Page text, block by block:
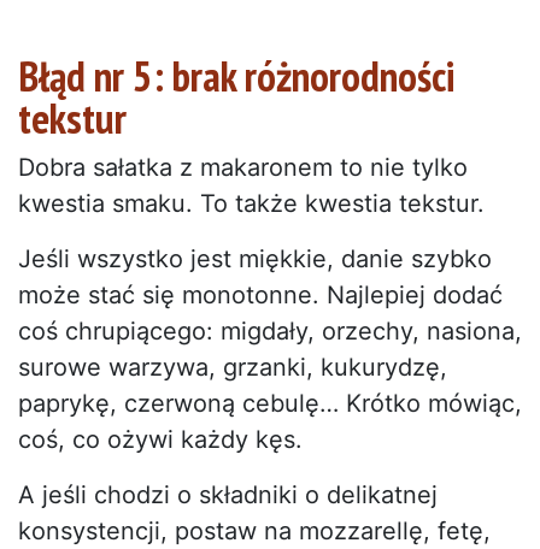
Błąd nr 5: brak różnorodności
tekstur
Dobra sałatka z makaronem to nie tylko
kwestia smaku. To także kwestia tekstur.
Jeśli wszystko jest miękkie, danie szybko
może stać się monotonne. Najlepiej dodać
coś chrupiącego: migdały, orzechy, nasiona,
surowe warzywa, grzanki, kukurydzę,
paprykę, czerwoną cebulę… Krótko mówiąc,
coś, co ożywi każdy kęs.
A jeśli chodzi o składniki o delikatnej
konsystencji, postaw na mozzarellę, fetę,